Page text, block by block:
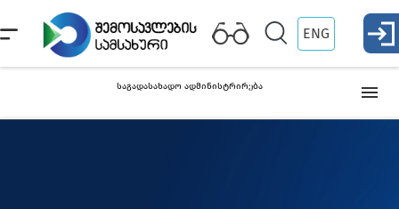
ENG
საგადასახადო ადმინისტრირება